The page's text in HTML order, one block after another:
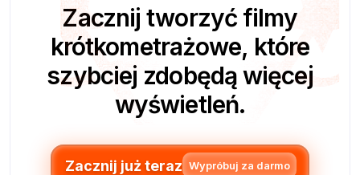
Zacznij tworzyć filmy
krótkometrażowe, które
szybciej zdobędą więcej
wyświetleń.
Zacznij już teraz Wypróbuj za darmo